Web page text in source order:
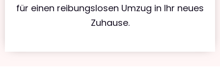
für einen reibungslosen Umzug in Ihr neues
Zuhause.